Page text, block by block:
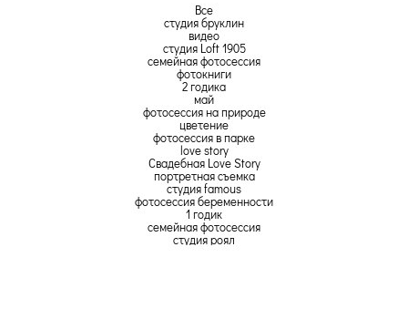
Все
студия бруклин
видео
студия Loft 1905
семейная фотосессия
фотокниги
2 годика
май
фотосессия на природе
цветение
фотосессия в парке
love story
Свадебная Love Story
портретная съемка
студия famous
фотосессия беременности
1 годик
семейная фотосессия
студия роял